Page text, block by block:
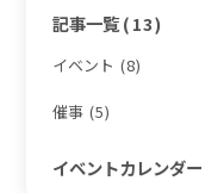
記事一覧(13)
イベント (8)
催事 (5)
イベントカレンダー